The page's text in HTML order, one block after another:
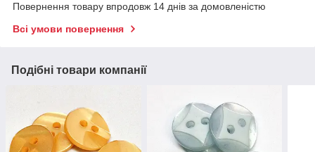
Повернення товару впродовж 14 днів за домовленістю
Всі умови повернення
Подібні товари компанії